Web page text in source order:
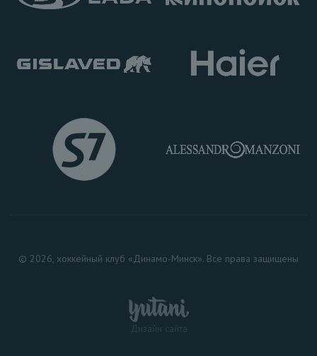
© 2026, хоккейный клуб «Динамо-Минск». Все права защищены
Дизайн сайта